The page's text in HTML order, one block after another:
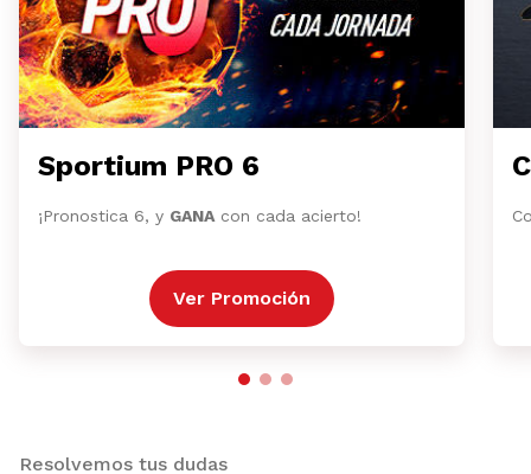
Sportium PRO 6
¡Pronostica 6, y GANA con cada acierto!
Ver Promoción
Resolvemos tus dudas